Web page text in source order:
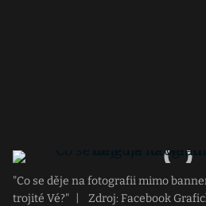
"Co se děje na fotografii mimo
trojité Vé?"
Zdroj: Facebook